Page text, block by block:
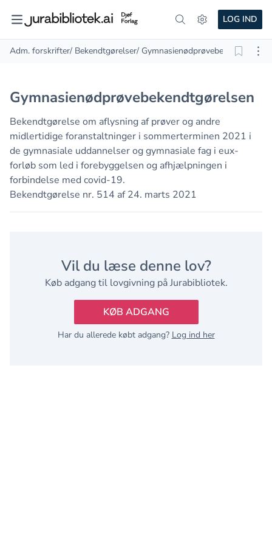
LOG IND
Adm. forskrifter/ Bekendtgørelser/
Gymnasienødprøvebekendtgørelsen
Bekendtgørelse om aflysning af prøver og andre
midlertidige foranstaltninger i sommerterminen 2021 i
de gymnasiale uddannelser og gymnasiale fag i eux-
forløb som led i forebyggelsen og afhjælpningen i
forbindelse med covid-19.
Bekendtgørelse nr. 514 af 24. marts 2021
Vil du læse denne lov?
Køb adgang til lovgivning på Jurabibliotek.
KØB ADGANG
Har du allerede købt adgang? Log ind her